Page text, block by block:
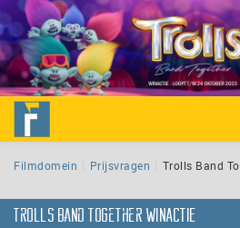
Filmdomein Prijsvragen Trolls Band
Trolls Band Together WINACTIE